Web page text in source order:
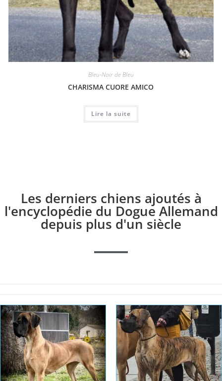
Bleu-Noir de Bleu
CHARISMA CUORE AMICO
Lire la suite
Les derniers chiens ajoutés à
l'encyclopédie du Dogue Allemand
depuis plus d'un siècle